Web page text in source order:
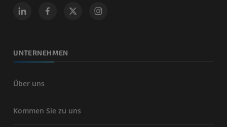
UNTERNEHMEN
Über uns
Kommen Sie zu uns